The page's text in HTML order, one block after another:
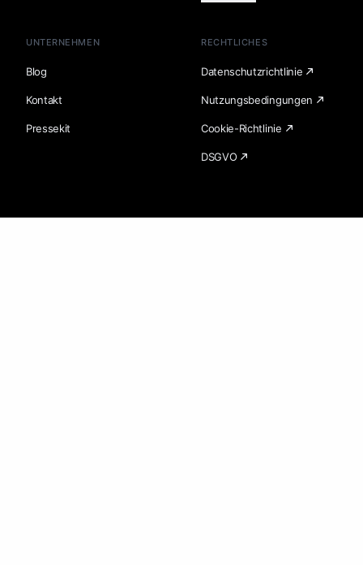
UNTERNEHMEN
Blog
Kontakt
Pressekit
RECHTLICHES
Datenschutzrichtlinie
Nutzungsbedingungen
Cookie-Richtlinie
DSGVO